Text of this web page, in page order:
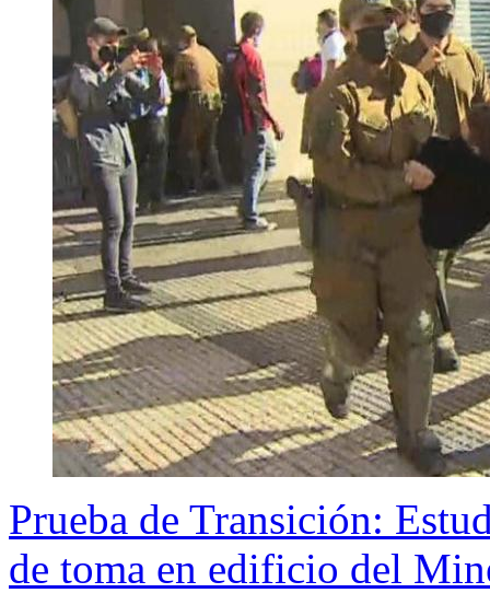
Prueba de Transición:
de toma en edificio del